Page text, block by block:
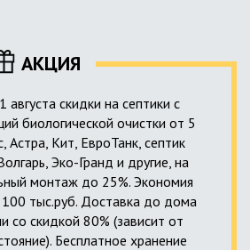
АКЦИЯ
скидки на септики с
биологической очистки от 5
Астра, Кит, ЕвроТанк, септик
Эко-Гранд и другие, на
монтаж до 25%. Экономия
тыс.руб. Доставка до дома
со скидкой 80% (зависит от
Бесплатное хранение